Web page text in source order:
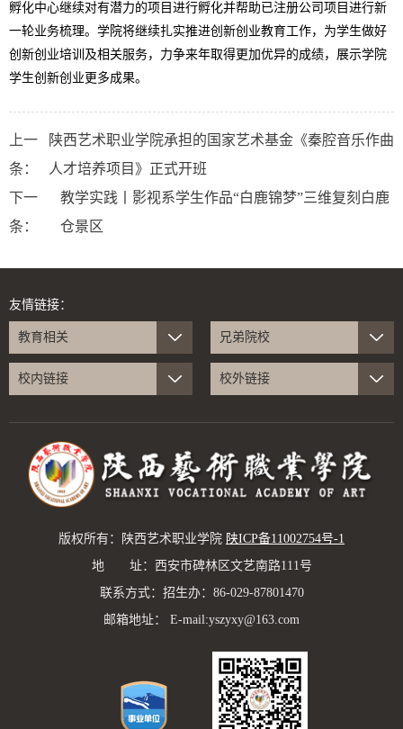
孵化中心继续对有潜力的项目进行孵化并帮助已注册公司项目进行新
一轮业务梳理。 学院将继续扎实推进创新创业教育工作， 为学生做好
创新创业培训及相关服务， 力争来年取得更加优异的成绩，展示学院
学生创新创业更多成果。
上一
条：
陕西艺术职业学院承担的国家艺术基金《秦腔音乐作曲
人才培养项目》正式开班
下一
条：
教学实践丨影视系学生作品“白鹿锦梦”三维复刻白鹿
仓景区
友情链接：
教育相关 兄弟院校
校内链接 校外链接
版权所有：陕西艺术职业学院 陕ICP备11002754号-1
地 址：西安市碑林区文艺南路111号
联系方式：招生办：86-029-87801470
邮箱地址： E-mail:yszyxy@163.com